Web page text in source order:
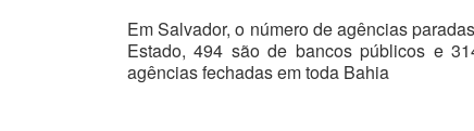
Em Salvador, o número de agências
Estado, 494 são de bancos públicos e
agências fechadas em toda Bahia